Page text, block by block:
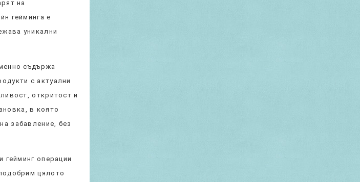
на
гейминга е
уникални
съдържа
с актуални
откритост и
в която
забавление, без
гейминг операции
цялото